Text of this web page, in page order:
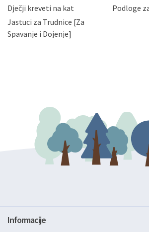
zatražiti prestanak aktivnosti obrade
podataka. Opoziv privole možete
gore navedenu adresu ili e-mailom na
Dječji kreveti na kat
Podloge
Jastuci za Trudnice [Za
Spavanje i Dojenje]
Informacije